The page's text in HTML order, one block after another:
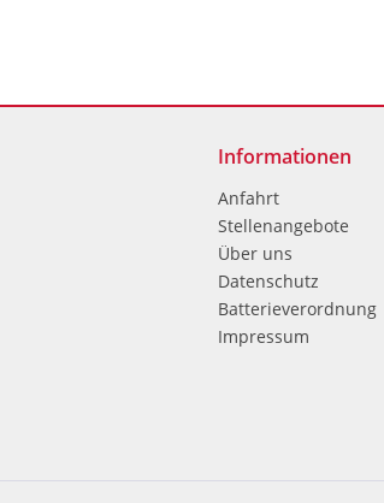
Informationen
Anfahrt
Stellenangebote
Über uns
Datenschutz
Batterieverordnung
Impressum